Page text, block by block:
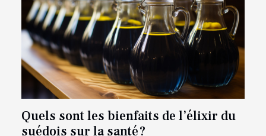
Quels sont les bienfaits de l’élixir du
suédois sur la santé ?